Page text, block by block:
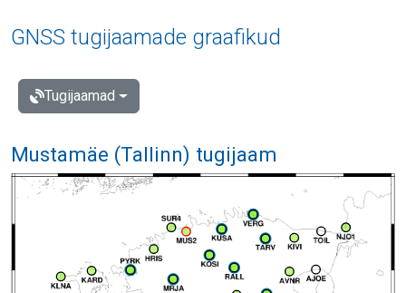
GNSS tugijaamade graafikud
Tugijaamad
Mustamäe (Tallinn) tugijaam